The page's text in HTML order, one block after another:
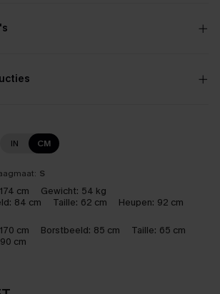
IN CM
S
174 cm Gewicht: 54 kg
84 cm Taille: 62 cm Heupen: 92 cm
170 cm Borstbeeld: 85 cm Taille: 65 cm
90 cm